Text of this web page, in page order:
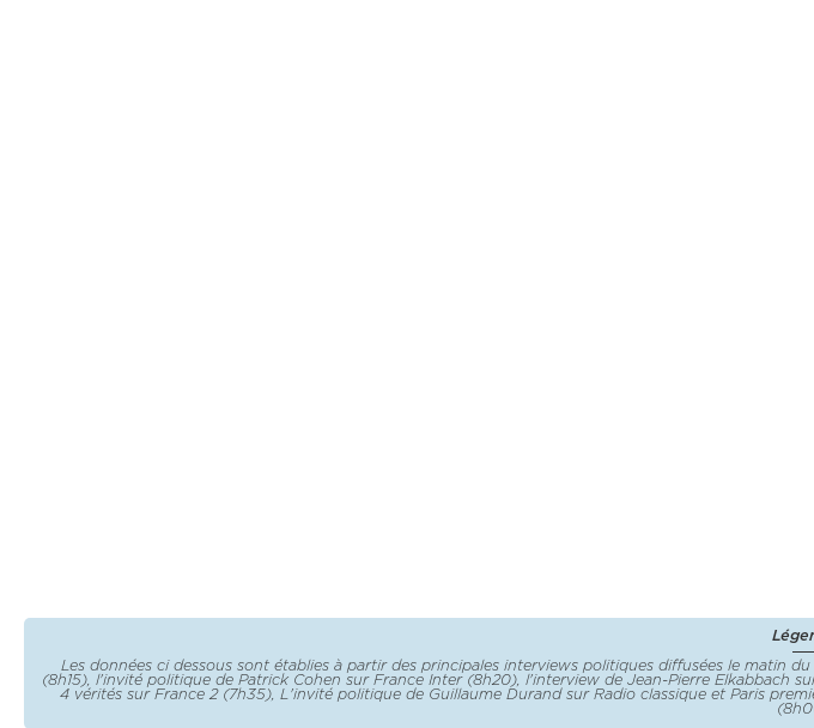
Les données ci dessous sont établies à partir des principales interviews politiques diffusées le matin
(8h15), l'invité politique de Patrick Cohen sur France Inter (8h20), l'interview de Jean-Pierre
4 vérités sur France 2 (7h35), L'invité politique de Guillaume Durand sur Radio classique et Paris